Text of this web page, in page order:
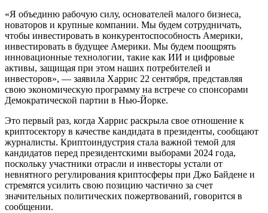
«Я объединю рабочую силу, основателей малого бизнеса,
новаторов и крупные компании. Мы будем сотрудничать,
чтобы инвестировать в конкурентоспособность Америки,
инвестировать в будущее Америки. Мы будем поощрять
инновационные технологии, такие как ИИ и цифровые
активы, защищая при этом наших потребителей и
инвесторов», — заявила Харрис 22 сентября, представляя
свою экономическую программу на встрече со спонсорами
Демократической партии в Нью-Йорке.
Это первый раз, когда Харрис раскрыла свое отношение к
криптосектору в качестве кандидата в президенты, сообщают
журналисты. Криптоиндустрия стала важной темой для
кандидатов перед президентскими выборами 2024 года,
поскольку участники отрасли и инвесторы устали от
невнятного регулирования криптосферы при Джо Байдене и
стремятся усилить свою позицию частично за счет
значительных политических пожертвований, говорится в
сообщении.